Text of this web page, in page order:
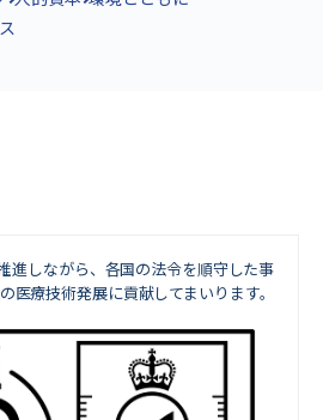
進しながら、 各国の法令を順守した事
医療技術発展に貢献してまいります。